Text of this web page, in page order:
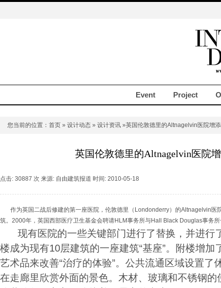
Event Project
您当前的位置： 首页 » 设计动态 » 设计资讯 »英国伦敦德里的Altnagelvin医院增
英国伦敦德里的Altnagelvin医院
点击: 30887 次 来源: 自由建筑报道 时间: 2010-05-18
作为英国二战后修建的第一座医院，伦敦德里（Londonderry）的Altnagelvin医
筑。2000年，英国西部医疗卫生基金会聘请HLM事务所与Hall Black Douglas事务
现有医院的一些关键部门进行了替换，并进行
楼成为现有10层建筑的一座建筑“基座”。附楼增
艺术品来改善“治疗的体验”。公共流通区域设置了
在走廊里欣赏外面的景色。木材、玻璃和不锈钢